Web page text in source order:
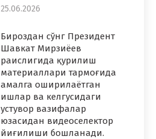
25.06.2026
Бироздан сўнг Президент
Шавкат Мирзиёев
раислигида қурилиш
материаллари тармоғида
амалга оширилаётган
ишлар ва келгусидаги
устувор вазифалар
юзасидан видеоселектор
йиғилиши бошланади.